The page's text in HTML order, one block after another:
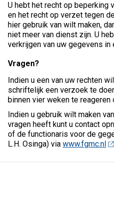
U hebt het recht op beperking
en het recht op verzet tegen
hier gebruik van wilt maken,
niet meer van dienst zijn. U
verkrijgen van uw gegevens in
Vragen?
Indien u een van uw rechten
schriftelijk een verzoek te
binnen vier weken te reageren
Indien u gebruik wilt maken
vragen heeft kunt u contact
of de functionaris voor de
L.H. Osinga) via www.fgmc.nl .